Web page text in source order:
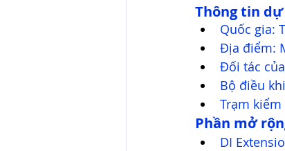
Thông tin dự
Quốc gia:
Địa điểm:
Đối tác
Bộ điều
Trạm
Phần mở
DI